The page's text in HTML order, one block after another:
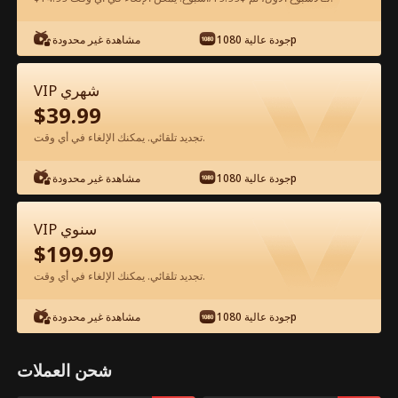
شاهد مجانًا في التطبيق
الحلقة 74 - أنتِ عيني الفيلم كامل
1-50 51-82 جميع الحلقات
مشاهدة غير محدودة جودة عالية 1080p
VIP شهري
$39.99
تجديد تلقائي. يمكنك الإلغاء في أي وقت.
مشاهدة غير محدودة جودة عالية 1080p
VIP سنوي
$199.99
تجديد تلقائي. يمكنك الإلغاء في أي وقت.
مشاهدة غير محدودة جودة عالية 1080p
شحن العملات